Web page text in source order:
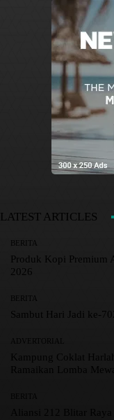
LATEST ARTICLES
BERITA
Produk Kopi Premium
2026
BERITA
Sambut Hari Jadi ke-
ADVERTORIAL
Kampung Coklat
Ramaikan Lomba